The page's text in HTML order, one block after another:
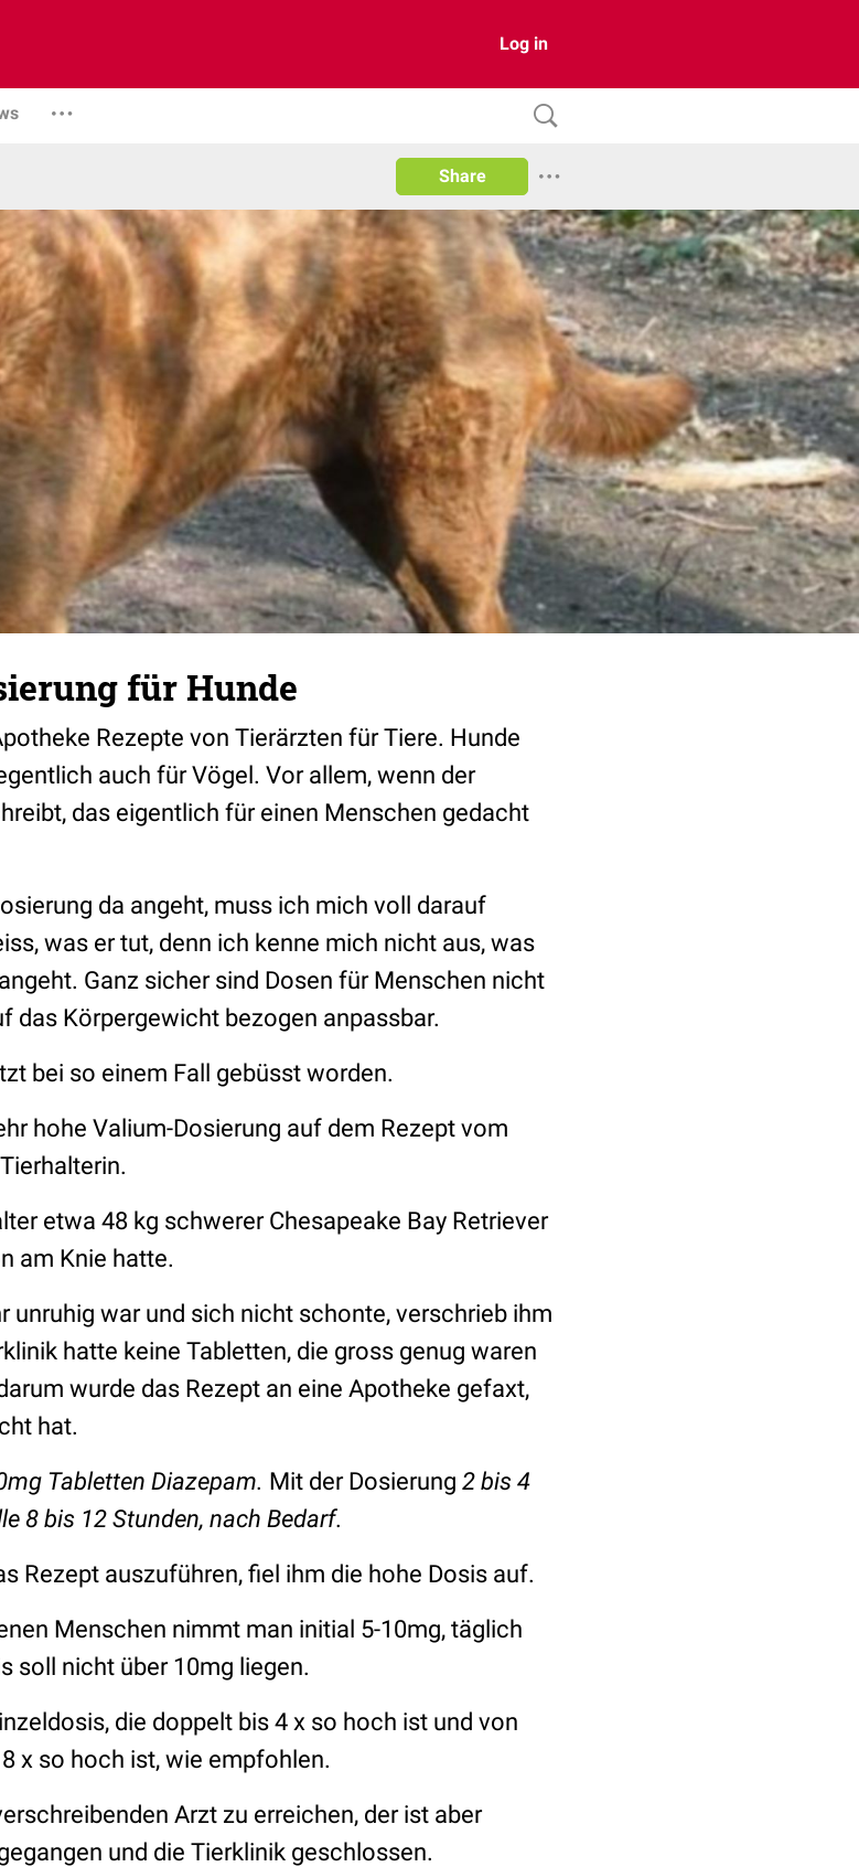
Log in
Share
für Hunde
Rezepte von Tierärzten für Tiere. Hunde
auch für Vögel. Vor allem, wenn der
das eigentlich für einen Menschen gedacht
da angeht, muss ich mich voll darauf
was er tut, denn ich kenne mich nicht aus, was
Ganz sicher sind Dosen für Menschen nicht
das Körpergewicht bezogen anpassbar.
bei so einem Fall gebüsst worden.
hohe Valium-Dosierung auf dem Rezept vom
etwa 48 kg schwerer Chesapeake Bay Retriever
am Knie hatte.
unruhig war und sich nicht schonte, verschrieb ihm
hatte keine Tabletten, die gross genug waren
wurde das Rezept an eine Apotheke gefaxt,
hat.
Tabletten Diazepam. Mit der Dosierung 2 bis 4
8 bis 12 Stunden, nach Bedarf.
Rezept auszuführen, fiel ihm die hohe Dosis auf.
Menschen nimmt man initial 5-10mg, täglich
soll nicht über 10mg liegen.
die doppelt bis 4 x so hoch ist und von
x so hoch ist, wie empfohlen.
Arzt zu erreichen, der ist aber
und die Tierklinik geschlossen.